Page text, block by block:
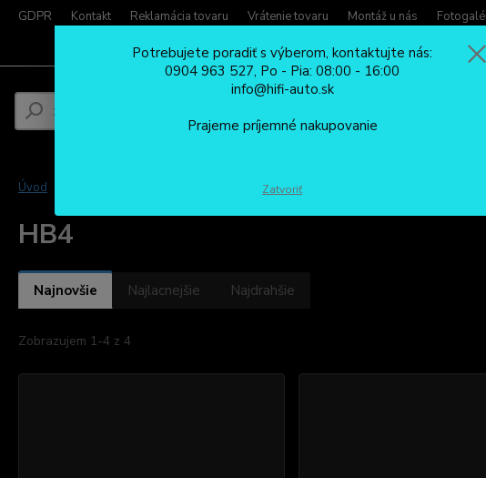
GDPR Kontakt Reklamácia tovaru Vrátenie tovaru Montáž u nás
Po -
Úvod HB4
HB4
Najnovšie Najlacnejšie Najdrahšie
Zobrazujem 1-4 z 4
Potrebujete poradiť s výberom, kontaktujte nás:
0904 963 527, Po - Pia: 08:00 - 16:00
info@hifi-auto.sk
Prajeme príjemné nakupovanie
Zatvoriť